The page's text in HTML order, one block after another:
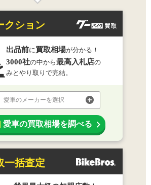
クション
出品前に買取相場が分かる！
3000社の中から最高入札店の
みとやり取りで完結。
愛車のメーカーを選択
愛車の買取相場を調べる
一括査定